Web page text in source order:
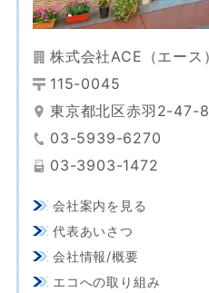
株式会社ACE（エース）
115-0045
東京都北区赤羽2-47-
03-5939-6270
03-3903-1472
会社案内を見る
代表あいさつ
会社情報/概要
エコへの取り組み